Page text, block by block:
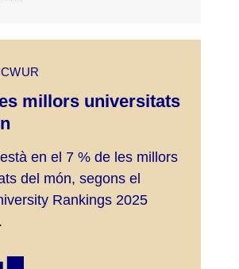
millors universitats
en el 7 % de les millors
del món, segons el
Rankings 2025